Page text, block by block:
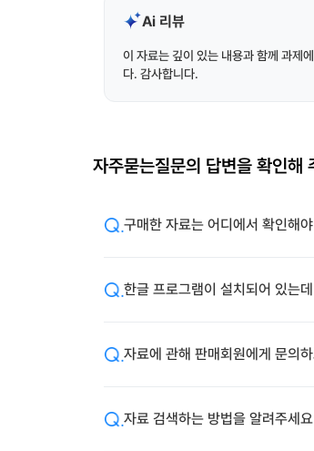
Ai 리뷰
이 자료는 깊이 있는 내용과 함께 과제
다. 감사합니다.
자주묻는질문의 답변을 확인해
구매한 자료는 어디에서 확인해
한글 프로그램이 설치되어 있는
자료에 관해 판매회원에게 문의
자료 검색하는 방법을 알려주세